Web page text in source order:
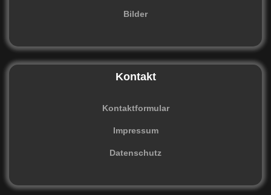
Bilder
Kontakt
Kontaktformular
Impressum
Datenschutz